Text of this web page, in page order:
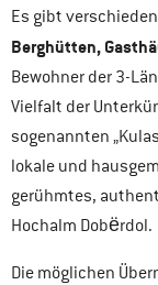
Es gibt
Berghütten,
Bewohner der 3-
Vielfalt der
sogenannten
lokale und
gerühmtes,
Hochalm Dobёrdol.
Die möglichen